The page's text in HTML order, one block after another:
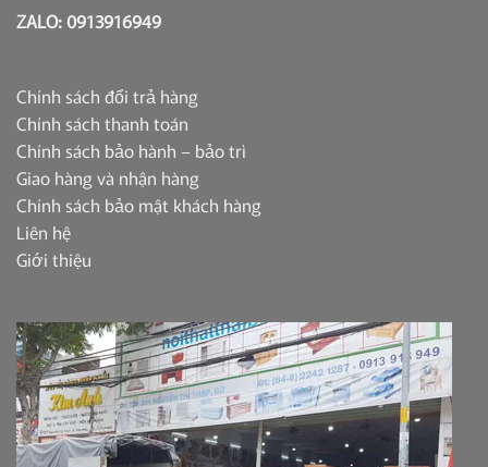
ZALO: 0913916949
Chính sách đổi trả hàng
Chính sách thanh toán
Chính sách bảo hành – bảo trì
Giao hàng và nhận hàng
Chính sách bảo mật khách hàng
Liên hệ
Giới thiệu